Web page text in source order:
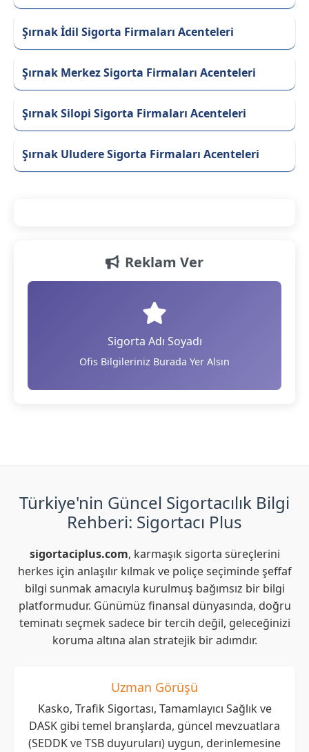
Şırnak İdil Sigorta Firmaları Acenteleri
Şırnak Merkez Sigorta Firmaları Acenteleri
Şırnak Silopi Sigorta Firmaları Acenteleri
Şırnak Uludere Sigorta Firmaları Acenteleri
Reklam Ver
Sigorta Adı Soyadı
Ofis Bilgileriniz Burada Yer Alsın
Türkiye'nin Güncel Sigortacılık Bilgi
Rehberi: Sigortacı Plus
sigortaciplus.com, karmaşık sigorta süreçlerini
herkes için anlaşılır kılmak ve poliçe seçiminde şeffaf
bilgi sunmak amacıyla kurulmuş bağımsız bir bilgi
platformudur. Günümüz finansal dünyasında, doğru
teminatı seçmek sadece bir tercih değil, geleceğinizi
koruma altına alan stratejik bir adımdır.
Uzman Görüşü
Kasko, Trafik Sigortası, Tamamlayıcı Sağlık ve
DASK gibi temel branşlarda, güncel mevzuatlara
(SEDDK ve TSB duyuruları) uygun, derinlemesine